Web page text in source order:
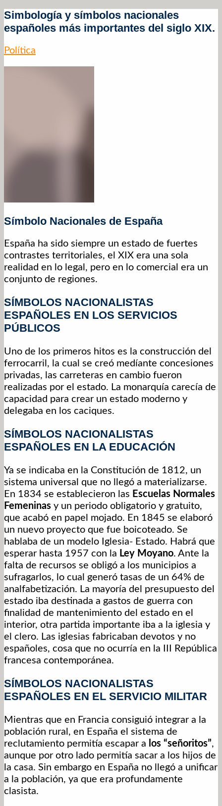
Simbología y símbolos nacionales
españoles más importantes del siglo XIX.
Política
Símbolo Nacionales de España
España ha sido siempre un estado de fuertes
contrastes territoriales, el XIX era una sola
realidad en lo legal, pero en lo comercial era un
conjunto de regiones.
SÍMBOLOS NACIONALISTAS
ESPAÑOLES EN LOS SERVICIOS
PÚBLICOS
Uno de los primeros hitos es la construcción del
ferrocarril, la cual se creó medíante concesiones
privadas, las carreteras en cambio fueron
realizadas por el estado. La monarquía carecía de
capacidad para crear un estado moderno y
delegaba en los caciques.
SÍMBOLOS NACIONALISTAS
ESPAÑOLES EN LA EDUCACIÓN
Ya se indicaba en la Constitución de 1812, un
sistema universal que no llegó a materializarse.
En 1834 se establecieron las Escuelas Normales
Femeninas y un periodo obligatorio y gratuito,
que acabó en papel mojado. En 1845 se elaboró
un nuevo proyecto que fue boicoteado. Se
hablaba de un modelo Iglesia- Estado. Habrá que
esperar hasta 1957 con la Ley Moyano. Ante la
falta de recursos se obligó a los municipios a
sufragarlos, lo cual generó tasas de un 64% de
analfabetización. La mayoría del presupuesto del
estado iba destinada a gastos de guerra con
finalidad de mantenimiento del estado en el
interior, otra partida importante iba a la iglesia y
el clero. Las iglesias fabricaban devotos y no
españoles, cosa que no ocurría en la III República
francesa contemporánea.
SÍMBOLOS NACIONALISTAS
ESPAÑOLES EN EL SERVICIO MILITAR
Mientras que en Francia consiguió integrar a la
población rural, en España el sistema de
reclutamiento permitía escapar a los “señoritos”,
aunque por otro lado permitía sacar a los hijos de
la casa. Sin embargo en España no llegó a unificar
a la población, ya que era profundamente
clasista.